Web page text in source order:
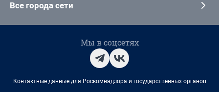
Все города сети
Мы в соцсетях
Контактные данные для Роскомнадзора и государственных органов